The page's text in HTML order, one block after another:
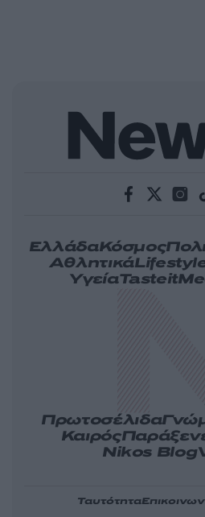
ΕλλάδαΚόσμος
Αθλητικά
ΥγείαTasteit
Πρωτοσέλιδα
Καιρός
Nikos Blog
Ταυτότητα